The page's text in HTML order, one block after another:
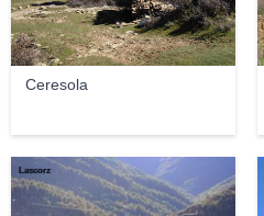
Ceresola
Lascorz